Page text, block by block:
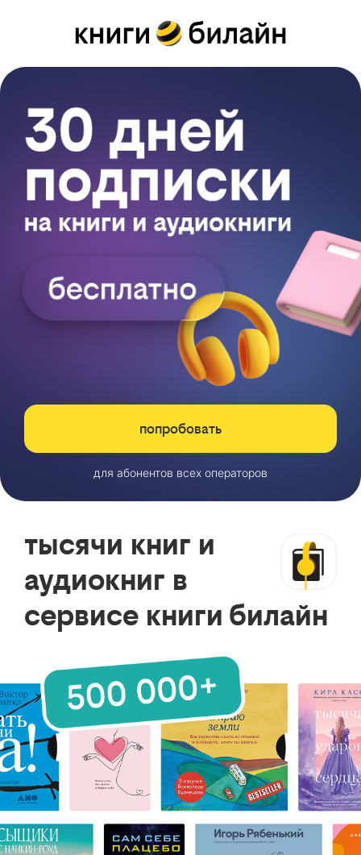
попробовать
для абонентов всех операторов
тысячи книг и
аудиокниг в
сервисе книги билайн